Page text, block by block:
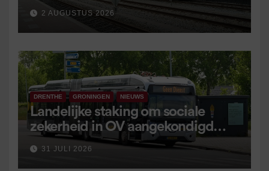
2 AUGUSTUS 2026
DRENTHE GRONINGEN NIEUWS
Landelijke staking om sociale
zekerheid in OV aangekondigd
voor 9 september
31 JULI 2026